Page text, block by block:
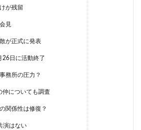
が残留
見
が正式に発表
26日に活動終了
務所の圧力？
仲についても調査
関係性は修復？
演はない